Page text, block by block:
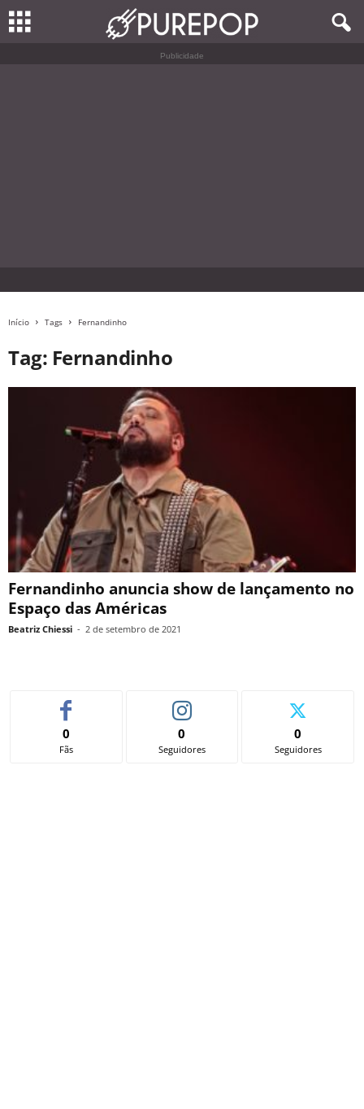
Publicidade
Início Tags Fernandinho
Tag: Fernandinho
Fernandinho anuncia show de lançamento no
Espaço das Américas
Beatriz Chiessi - 2 de setembro de 2021
0
Fãs
0
Seguidores
0
Seguidores